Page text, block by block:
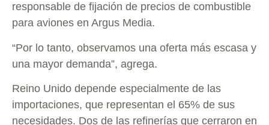
responsable de fijación de precios de combustible
para aviones en Argus Media.
“Por lo tanto, observamos una oferta más escasa y
una mayor demanda”, agrega.
Reino Unido depende especialmente de las
importaciones, que representan el 65% de sus
necesidades. Dos de las refinerías que cerraron en